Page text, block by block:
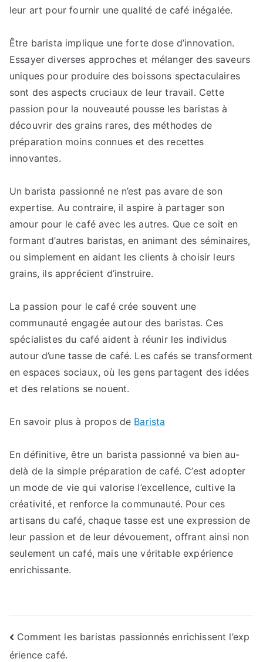
leur art pour fournir une qualité de café inégalée.
Être barista implique une forte dose d’innovation.
Essayer diverses approches et mélanger des saveurs
uniques pour produire des boissons spectaculaires
sont des aspects cruciaux de leur travail. Cette
passion pour la nouveauté pousse les baristas à
découvrir des grains rares, des méthodes de
préparation moins connues et des recettes
innovantes.
Un barista passionné ne n’est pas avare de son
expertise. Au contraire, il aspire à partager son
amour pour le café avec les autres. Que ce soit en
formant d’autres baristas, en animant des séminaires,
ou simplement en aidant les clients à choisir leurs
grains, ils apprécient d’instruire.
La passion pour le café crée souvent une
communauté engagée autour des baristas. Ces
spécialistes du café aident à réunir les individus
autour d’une tasse de café. Les cafés se transforment
en espaces sociaux, où les gens partagent des idées
et des relations se nouent.
En savoir plus à propos de Barista
En définitive, être un barista passionné va bien au-
delà de la simple préparation de café. C’est adopter
un mode de vie qui valorise l’excellence, cultive la
créativité, et renforce la communauté. Pour ces
artisans du café, chaque tasse est une expression de
leur passion et de leur dévouement, offrant ainsi non
seulement un café, mais une véritable expérience
enrichissante.
Navigation
Comment les baristas passionnés enrichissent l’exp
érience café.